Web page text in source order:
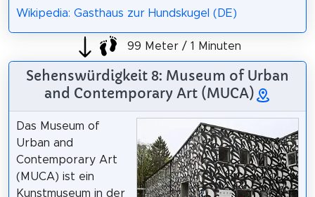
Wikipedia: Gasthaus zur Hundskugel (DE)
99 Meter / 1 Minuten
Sehenswürdigkeit 8: Museum of Urban
and Contemporary Art (MUCA)
Das Museum of
Urban and
Contemporary Art
(MUCA) ist ein
Kunstmuseum in der